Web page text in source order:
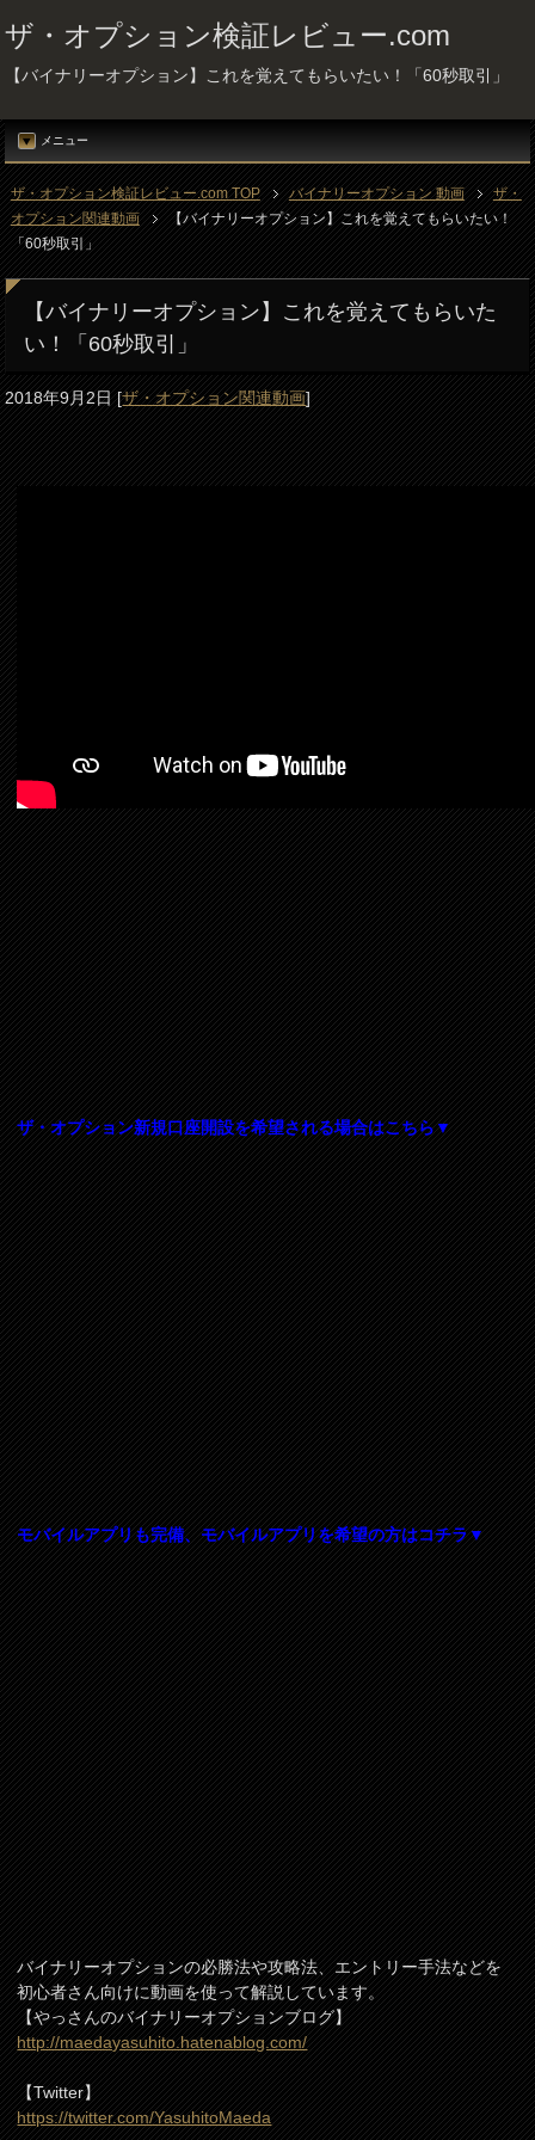
ザ・オプション検証レビュー.com
【バイナリーオプション】これを覚えてもらいたい！「60秒取引」
メニュー
ザ・オプション検証レビュー.com TOP バイナリーオプション 動画
ザ・
オプション関連動画
【バイナリーオプション】これを覚えてもらいたい！
「60秒取引」
【バイナリーオプション】これを覚えてもらいた
い！「60秒取引」
2018年9月2日[ザ・オプション関連動画]
ザ・オプション新規口座開設を希望される場合はこちら▼
モバイルアプリも完備、モバイルアプリを希望の方はコチラ▼
バイナリーオプションの必勝法や攻略法、エントリー手法などを
初心者さん向けに動画を使って解説しています。
【やっさんのバイナリーオプションブログ】
http://maedayasuhito.hatenablog.com/
【Twitter】
https://twitter.com/YasuhitoMaeda